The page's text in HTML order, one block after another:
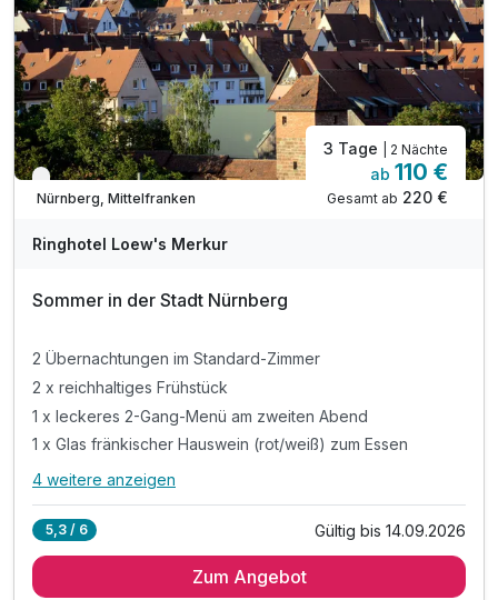
Nur noch bis September
Nürnberg, Mittelfranken
3 Tage | 2 Nächte
ab 110 €
Gesamt ab 220 €
Ringhotel Loew's Merkur
Sommer in der Stadt Nürnberg
2 Übernachtungen im Standard-Zimmer
2 x reichhaltiges Frühstück
1 x leckeres 2-Gang-Menü am zweiten Abend
1 x Glas fränkischer Hauswein (rot/weiß) zum Essen
Alle Inklusivleistungen
2 x reichhaltiges Frühstück
4 weitere anzeigen
5,3 / 6 Gültig bis 14.09.2026
Zum Angebot